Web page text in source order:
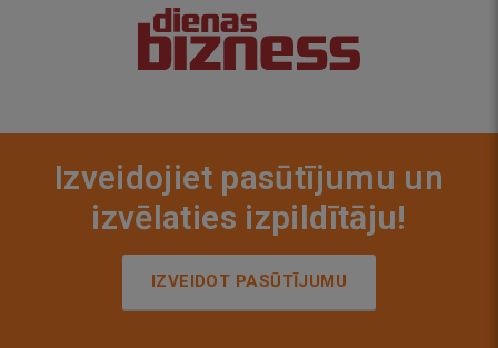
Izveidojiet pasūtījumu un
izvēlaties izpildītāju!
IZVEIDOT PASŪTĪJUMU